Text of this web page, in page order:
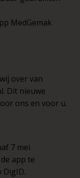
MedGemak
over van
Dit nieuwe
ons en voor u.
7 mei
app te
DigID.